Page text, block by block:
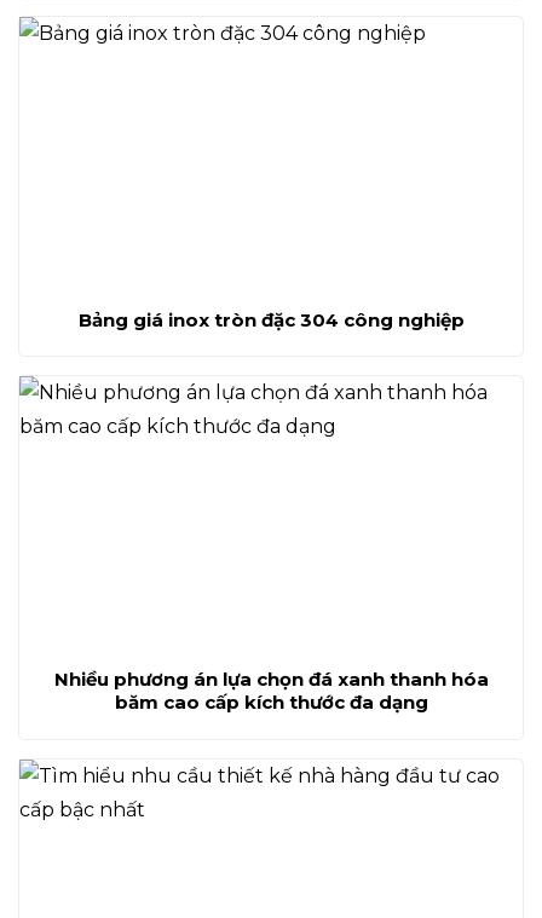
Bảng giá inox tròn đặc 304 công nghiệp
Nhiều phương án lựa chọn đá xanh thanh hóa
băm cao cấp kích thước đa dạng